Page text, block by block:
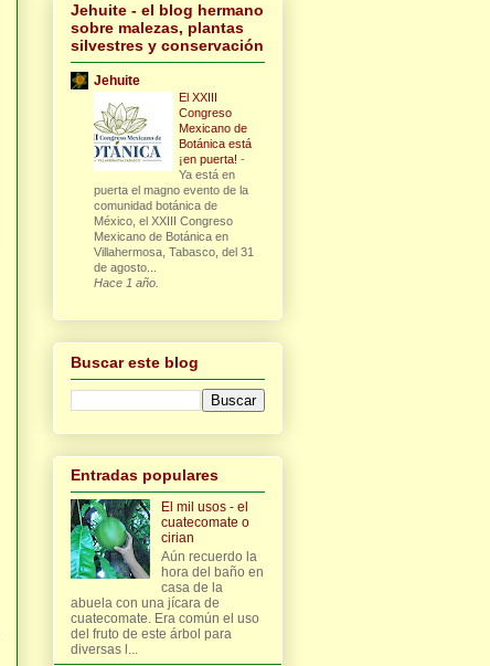
Jehuite - el blog hermano
sobre malezas, plantas
silvestres y conservación
Jehuite
El XXIII
Congreso
Mexicano de
Botánica está
¡en puerta! -
Ya está en
puerta el magno evento de la
comunidad botánica de
México, el XXIII Congreso
Mexicano de Botánica en
Villahermosa, Tabasco, del 31
de agosto...
Hace 1 año.
Buscar este blog
Entradas populares
El mil usos - el
cuatecomate o
cirian
Aún recuerdo la
hora del baño en
casa de la
abuela con una jícara de
cuatecomate. Era común el uso
del fruto de este árbol para
diversas l...